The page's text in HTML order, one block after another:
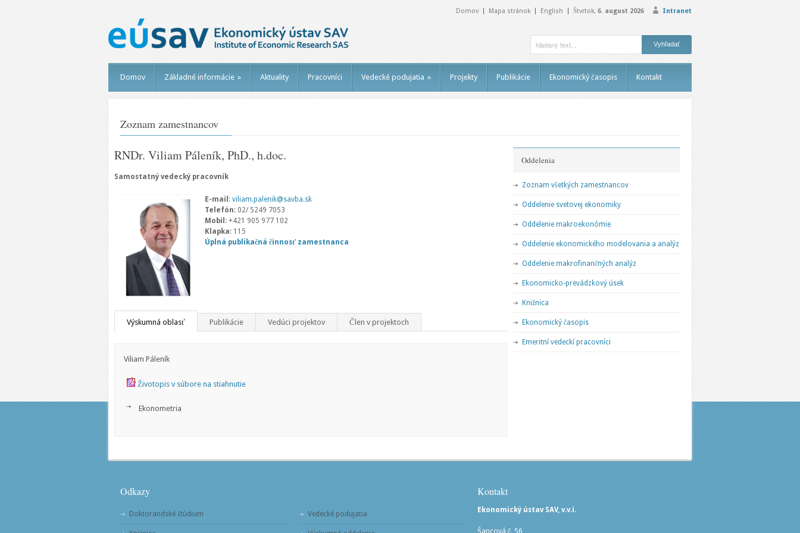
Intranet
Domov Mapa stránok English Štvrtok, 6. august 2026
Domov Základné informácie » Aktuality Pracovníci Vedecké podujatia » Projekty Publikácie Ekonomický časopis Kontakt
Zoznam zamestnancov
RNDr. Viliam Páleník, PhD., h.doc.
Samostatný vedecký pracovník
E-mail : viliam.palenik@savba.sk
Telefón: 02/ 5249 7053
Mobil : +421 905 977 102
Klapka: 115
Úplná publikačná činnosť zamestnanca
Výskumná oblasť Publikácie Vedúci projektov Člen v projektoch
Viliam Páleník
Životopis v súbore na stiahnutie
Ekonometria
Oddelenia
Zoznam všetkých zamestnancov
Oddelenie svetovej ekonomiky
Oddelenie makroekonómie
Oddelenie ekonomického modelovania a analýz
Oddelenie makrofinančných analýz
Ekonomicko-prevádzkový úsek
Knižnica
Ekonomický časopis
Emeritní vedeckí pracovníci
Odkazy
Doktorandské štúdium Vedecké podujatia
Kontakt
Ekonomický ústav SAV, v.v.i.
Šancová č. 56